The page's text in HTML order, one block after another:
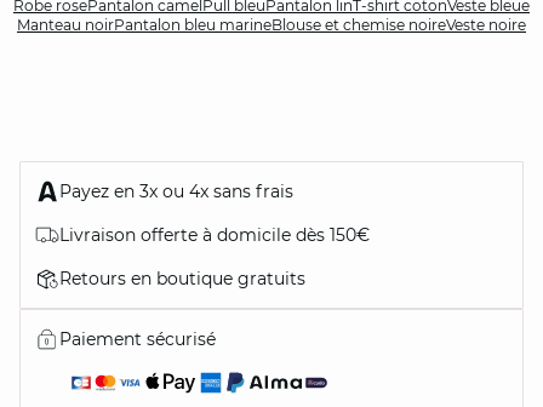
Robe rosePantalon camel Pull bleuPantalon linT-shirt cotonVeste bleue
Manteau noirPantalon bleu marineBlouse et chemise noireVeste noire
Payez en 3x ou 4x sans frais
Livraison offerte à domicile dès 150€
Retours en boutique gratuits
Paiement sécurisé